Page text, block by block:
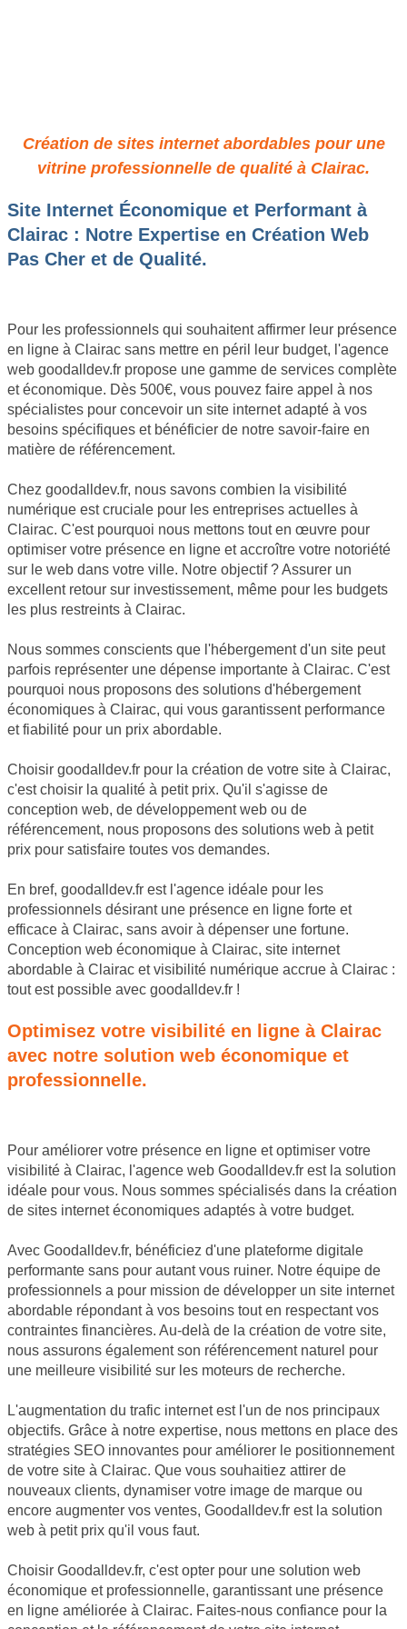
Création de sites internet abordables pour une
vitrine professionnelle de qualité à Clairac.
Site Internet Économique et Performant à
Clairac : Notre Expertise en Création Web
Pas Cher et de Qualité.
Pour les professionnels qui souhaitent affirmer leur présence
en ligne à Clairac sans mettre en péril leur budget, l'agence
web goodalldev.fr propose une gamme de services complète
et économique. Dès 500€, vous pouvez faire appel à nos
spécialistes pour concevoir un site internet adapté à vos
besoins spécifiques et bénéficier de notre savoir-faire en
matière de référencement.
Chez goodalldev.fr, nous savons combien la visibilité
numérique est cruciale pour les entreprises actuelles à
Clairac. C'est pourquoi nous mettons tout en œuvre pour
optimiser votre présence en ligne et accroître votre notoriété
sur le web dans votre ville. Notre objectif ? Assurer un
excellent retour sur investissement, même pour les budgets
les plus restreints à Clairac.
Nous sommes conscients que l'hébergement d'un site peut
parfois représenter une dépense importante à Clairac. C'est
pourquoi nous proposons des solutions d'hébergement
économiques à Clairac, qui vous garantissent performance
et fiabilité pour un prix abordable.
Choisir goodalldev.fr pour la création de votre site à Clairac,
c'est choisir la qualité à petit prix. Qu'il s'agisse de
conception web, de développement web ou de
référencement, nous proposons des solutions web à petit
prix pour satisfaire toutes vos demandes.
En bref, goodalldev.fr est l'agence idéale pour les
professionnels désirant une présence en ligne forte et
efficace à Clairac, sans avoir à dépenser une fortune.
Conception web économique à Clairac, site internet
abordable à Clairac et visibilité numérique accrue à Clairac :
tout est possible avec goodalldev.fr !
Optimisez votre visibilité en ligne à Clairac
avec notre solution web économique et
professionnelle.
Pour améliorer votre présence en ligne et optimiser votre
visibilité à Clairac, l'agence web Goodalldev.fr est la solution
idéale pour vous. Nous sommes spécialisés dans la création
de sites internet économiques adaptés à votre budget.
Avec Goodalldev.fr, bénéficiez d'une plateforme digitale
performante sans pour autant vous ruiner. Notre équipe de
professionnels a pour mission de développer un site internet
abordable répondant à vos besoins tout en respectant vos
contraintes financières. Au-delà de la création de votre site,
nous assurons également son référencement naturel pour
une meilleure visibilité sur les moteurs de recherche.
L'augmentation du trafic internet est l'un de nos principaux
objectifs. Grâce à notre expertise, nous mettons en place des
stratégies SEO innovantes pour améliorer le positionnement
de votre site à Clairac. Que vous souhaitiez attirer de
nouveaux clients, dynamiser votre image de marque ou
encore augmenter vos ventes, Goodalldev.fr est la solution
web à petit prix qu'il vous faut.
Choisir Goodalldev.fr, c'est opter pour une solution web
économique et professionnelle, garantissant une présence
en ligne améliorée à Clairac. Faites-nous confiance pour la